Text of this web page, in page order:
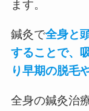
ます。
鍼灸で全身と
することで、
り早期の脱毛
全身の鍼灸治